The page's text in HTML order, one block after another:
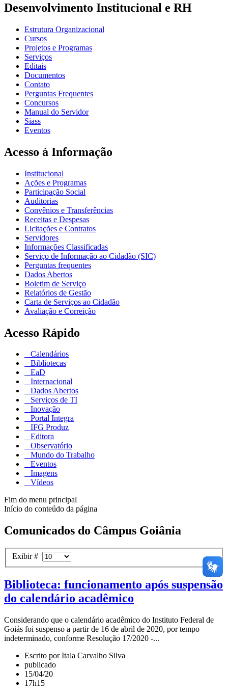
Desenvolvimento Institucional e RH
Estrutura Organizacional
Cursos
Projetos e Programas
Serviços
Editais
Documentos
Contato
Perguntas Frequentes
Concursos
Manual do Servidor
Siass
Eventos
Acesso à Informação
Institucional
Ações e Programas
Participação Social
Auditorias
Convênios e Transferências
Receitas e Despesas
Licitações e Contratos
Servidores
Informações Classificadas
Serviço de Informação ao Cidadão (SIC)
Perguntas frequentes
Dados Abertos
Boletim de Serviço
Relatórios de Gestão
Carta de Serviços ao Cidadão
Avaliação e Correição
Acesso Rápido
Calendários
Bibliotecas
EaD
Internacional
Dados Abertos
Serviços de TI
Inovação
Portal Integra
IFG Produz
Editora
Observatório
Mundo do Trabalho
Eventos
Imagens
Vídeos
Fim do menu principal
Início do conteúdo da página
Comunicados do Câmpus Goiânia
Exibir #
Biblioteca: funcionamento após suspensão
do calendário acadêmico
Considerando que o calendário acadêmico do Instituto Federal de
Goiás foi suspenso a partir de 16 de abril de 2020, por tempo
indeterminado, conforme Resolução 17/2020 -...
Escrito por Itala Carvalho Silva
publicado
15/04/20
17h15